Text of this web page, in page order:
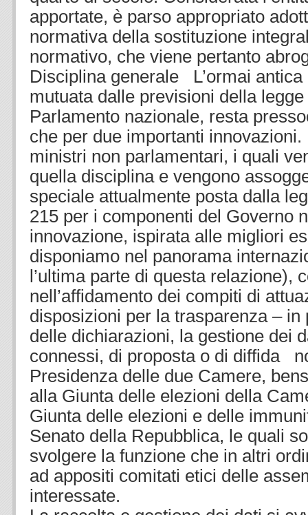
apportate, è parso appropriato
normativa della sostituzione
normativo, che viene pertanto
Disciplina generale L’ormai
mutuata dalle previsioni della
Parlamento nazionale, resta
che per due importanti
ministri non parlamentari, i quali
quella disciplina e vengono
speciale attualmente posta dalla
215 per i componenti del Governo
innovazione, ispirata alle migliori
disponiamo nel panorama
l’ultima parte di questa relazione),
nell’affidamento dei compiti di
disposizioni per la trasparenza –
delle dichiarazioni, la gestione dei
connessi, di proposta o di diffida
Presidenza delle due Camere,
alla Giunta delle elezioni della
Giunta delle elezioni e delle
Senato della Repubblica, le quali
svolgere la funzione che in altri
ad appositi comitati etici delle
interessate.